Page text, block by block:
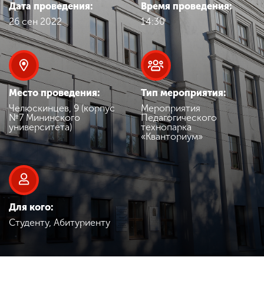
Обучение
Наука
Международная
деятельность
Другие виды
деятельности
Студенческая жизнь
Сведения об
образовательной
Дата проведения:
26 сен 2022
Время проведения:
14:30
Место проведения:
Челюскинцев, 9 (корпус
№7 Мининского
университета)
Тип мероприятия:
Мероприятия
Педагогического
технопарка
«Кванториум»
Для кого:
Студенту, Абитуриенту